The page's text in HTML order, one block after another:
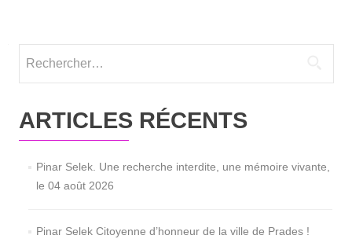
ARTICLES RÉCENTS
Pinar Selek. Une recherche interdite, une mémoire vivante,
le 04 août 2026
Pinar Selek Citoyenne d’honneur de la ville de Prades !